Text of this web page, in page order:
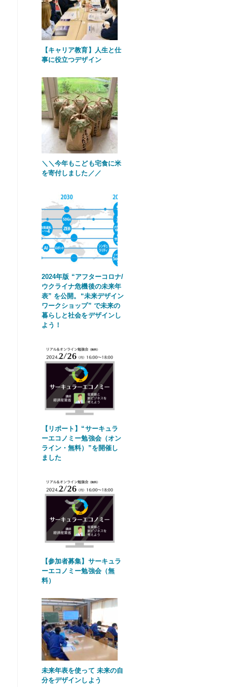
【キャリア教育】人生と仕
事に役立つデザイン
＼＼今年もこども宅食に米
を寄付しました／／
2024年版 “アフターコロナ/
ウクライナ危機後の未来年
表” を公開。“未来デザイン
ワークショップ” で未来の
暮らしと社会をデザインし
よう！
【リポート】“サーキュラ
ーエコノミー勉強会（オン
ライン・無料）”を開催し
ました
【参加者募集】サーキュラ
ーエコノミー勉強会（無
料）
未来年表を使って 未来の自
分をデザインしよう